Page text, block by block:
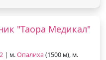
"Таора Медикал"
| м.Опалиха (1500 м), м.